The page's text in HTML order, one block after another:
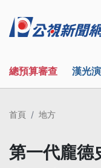
總預算審查 漢光
首頁 地方
第一代龐德